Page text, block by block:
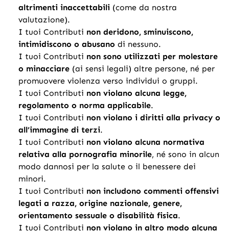
altrimenti inaccettabili (come da nostra
valutazione).
I tuoi Contributi non deridono, sminuiscono,
intimidiscono o abusano di nessuno.
I tuoi Contributi non sono utilizzati per molestare
o minacciare (ai sensi legali) altre persone, né per
promuovere violenza verso individui o gruppi.
I tuoi Contributi non violano alcuna legge,
regolamento o norma applicabile.
I tuoi Contributi non violano i diritti alla privacy o
all’immagine di terzi.
I tuoi Contributi non violano alcuna normativa
relativa alla pornografia minorile, né sono in alcun
modo dannosi per la salute o il benessere dei
minori.
I tuoi Contributi non includono commenti offensivi
legati a razza, origine nazionale, genere,
orientamento sessuale o disabilità fisica.
I tuoi Contributi non violano in altro modo alcuna